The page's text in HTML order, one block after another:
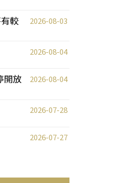
較
2026-08-03
2026-08-04
開放
2026-08-04
2026-07-28
2026-07-27